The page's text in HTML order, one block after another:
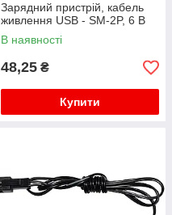
Зарядний пристрій, кабель
живлення USB - SM-2P, 6 В
В наявності
48,25 ₴
Купити